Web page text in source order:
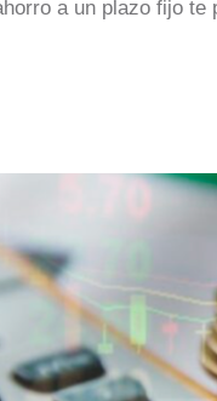
a un plazo fijo te